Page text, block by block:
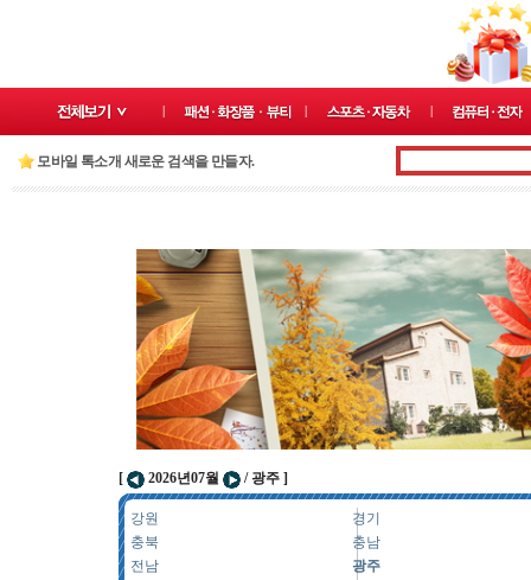
모바일 톡소개 새로운 검색을 만들자.
[ 2026년07월 / 광주 ]
강원
경기
충북
충남
전남
광주